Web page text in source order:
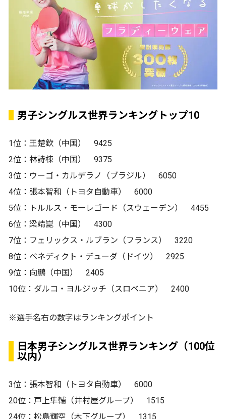
男子シングルス世界ランキングトップ10
1位：王楚欽（中国） 9425
2位：林詩棟（中国） 9375
3位：ウーゴ・カルデラノ（ブラジル） 6050
4位：張本智和（トヨタ自動車） 6000
5位：トルルス・モーレゴード（スウェーデン） 4455
6位：梁靖崑（中国） 4300
7位：フェリックス・ルブラン（フランス） 3220
8位：ベネディクト・デューダ（ドイツ） 2925
9位：向鵬（中国） 2405
10位：ダルコ・ヨルジッチ（スロベニア） 2400
※選手名右の数字はランキングポイント
日本男子シングルス世界ランキング（100位
以内）
3位：張本智和（トヨタ自動車） 6000
20位：戸上隼輔（井村屋グループ） 1515
24位：松島輝空（木下グループ） 1315